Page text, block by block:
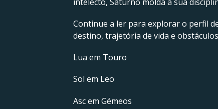
Continue a ler para explorar o perfil
destino, trajetória de vida e
Lua em Touro
Sol em Leo
Asc em Gémeos